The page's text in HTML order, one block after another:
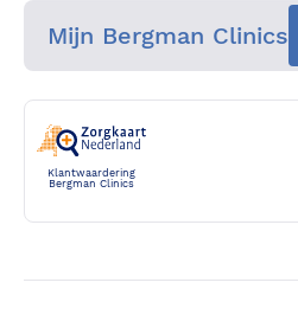
Mijn Bergman Clinics
Klantwaardering
Bergman Clinics